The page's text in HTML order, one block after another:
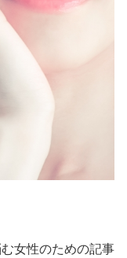
女性のための記事